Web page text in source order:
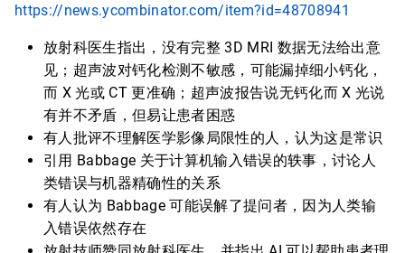
https://news.ycombinator.com/item?id=48708941
放射科医生指出，没有完整 3D MRI 数据无法给出意
见；超声波对钙化检测不敏感，可能漏掉细小钙化，
而 X 光或 CT 更准确；超声波报告说无钙化而 X 光说
有并不矛盾，但易让患者困惑
有人批评不理解医学影像局限性的人，认为这是常识
引用 Babbage 关于计算机输入错误的轶事，讨论人
类错误与机器精确性的关系
有人认为 Babbage 可能误解了提问者，因为人类输
入错误依然存在